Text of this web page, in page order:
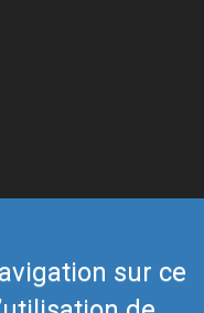
sur ce